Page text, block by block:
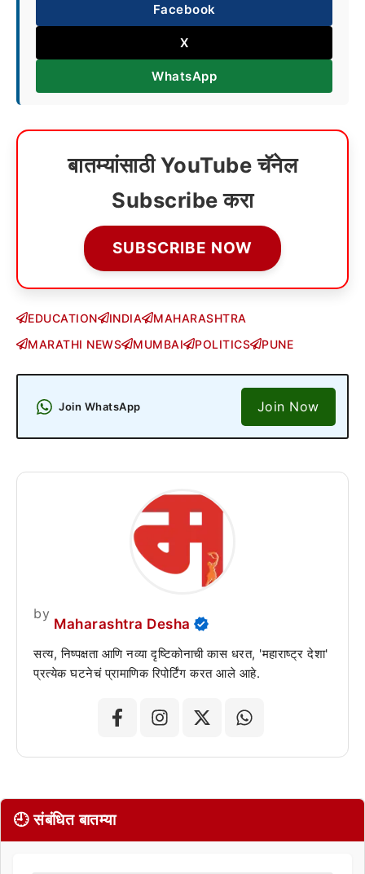
Facebook
X
WhatsApp
बातम्यांसाठी YouTube चॅनेल
Subscribe करा
SUBSCRIBE NOW
EDUCATION INDIA
MAHARASHTRA
MARATHI NEWS
MUMBAI POLITICS PUNE
Join WhatsApp Join Now
by
Maharashtra Desha
सत्य, निष्पक्षता आणि नव्या दृष्टिकोनाची कास धरत, 'महाराष्ट्र देशा'
प्रत्येक घटनेचं प्रामाणिक रिपोर्टिंग करत आले आहे.
🕘 संबंधित बातम्या